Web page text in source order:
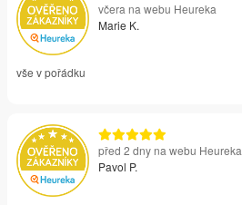
včera na webu Heureka
Marie K.
vše v pořádku
před 2 dny na webu Heureka
Pavol P.